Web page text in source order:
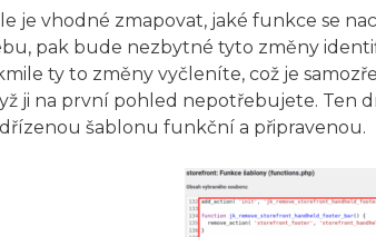
je vhodné zmapovat, jaké funkce se
pak bude nezbytné tyto změny
ty to změny vyčleníte, což je
ji na první pohled nepotřebujete. Ten
šablonu funkční a připravenou.